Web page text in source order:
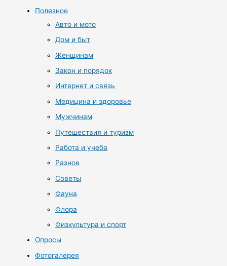
Полезное
Авто и мото
Дом и быт
Женщинам
Закон и порядок
Интернет и связь
Медицина и здоровье
Мужчинам
Путешествия и туризм
Работа и учеба
Разное
Советы
Фауна
Флора
Физкультура и спорт
Опросы
Фотогалерея